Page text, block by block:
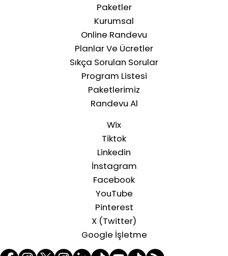
Paketler
Kurumsal
Online Randevu
Planlar Ve Ücretler
Sıkça Sorulan Sorular
Program Listesi
Paketlerimiz
Randevu Al
Wix
Tiktok
Linkedin
İnstagram
Facebook
YouTube
Pinterest
X (Twitter)
Google İşletme